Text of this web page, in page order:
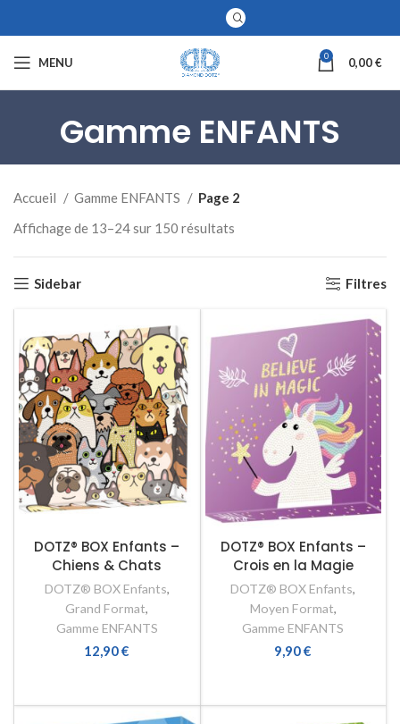
MENU 0 0,00€
Gamme ENFANTS
Accueil Gamme ENFANTS
Page 2
Affichage de 13–24 sur 150 résultats
Sidebar Filtres
DOTZ® BOX Enfants –
Chiens & Chats
DOTZ® BOX Enfants,
Grand Format,
Gamme ENFANTS
12,90€
DOTZ® BOX Enfants –
Crois en la Magie
DOTZ® BOX Enfants,
Moyen Format,
Gamme ENFANTS
9,90€